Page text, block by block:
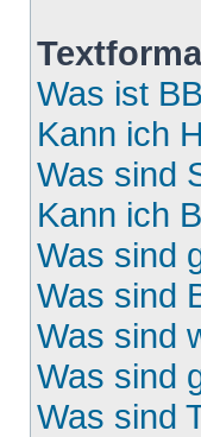
Was ist
Kann ich
Was sind
Kann ich
Was sind
Was sind
Was sind
Was sind
Was sind